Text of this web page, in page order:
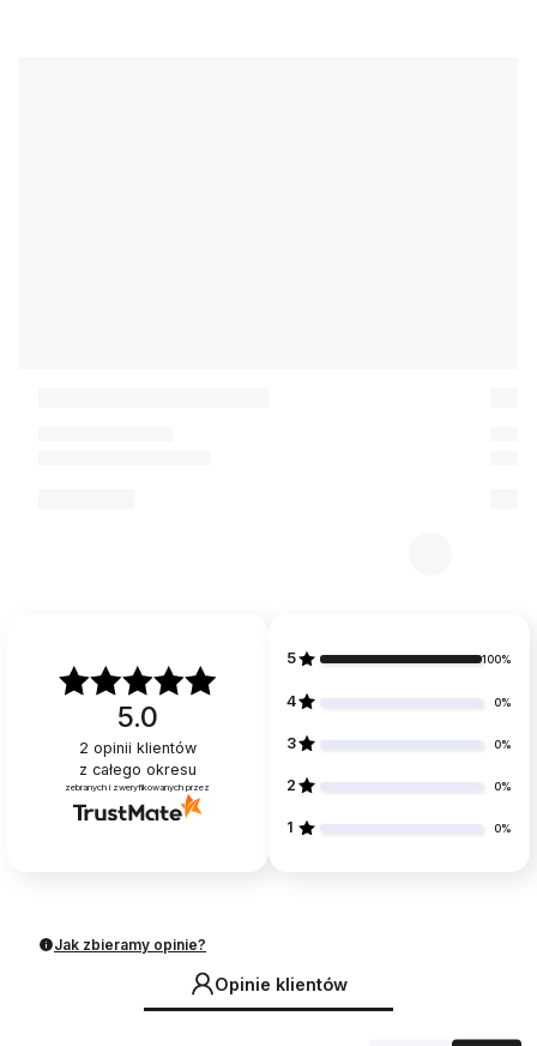
5.0
2 opinii klientów
z całego okresu
zebranych i zweryfikowanych przez
5 100%
4 0%
3 0%
2 0%
1 0%
Jak zbieramy opinie?
Opinie klientów